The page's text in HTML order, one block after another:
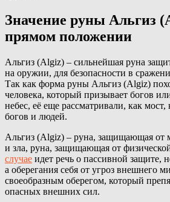
Значение руны Альгиз
прямом положении
Альгиз (Algiz) – сильнейшая руна
на оружии, для безопасности в
Так как форма руны Альгиз (Algiz)
человека, который призывает богов
небес, её еще рассматривали, как мост,
богов и людей.
Альгиз (Algiz) – руна, защищающая от
и зла, руна, защищающая от
случае идет речь о пассивной защите,
а оберегания себя от угроз внешнего
своеобразным оберегом, который
опасных внешних сил.